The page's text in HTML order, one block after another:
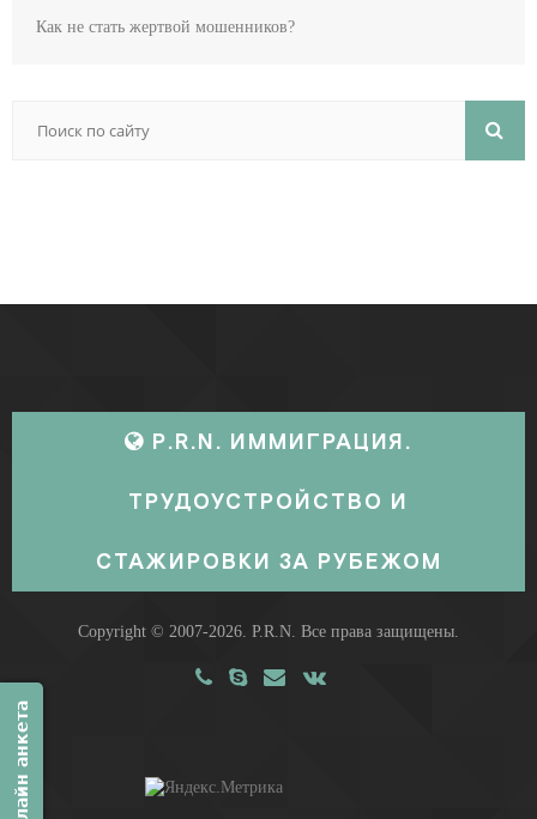
Как не стать жертвой мошенников?
P.R.N. ИММИГРАЦИЯ.
ТРУДОУСТРОЙСТВО И
СТАЖИРОВКИ ЗА РУБЕЖОМ
Copyright © 2007-2026. P.R.N. Все права защищены.
Онлайн анкета